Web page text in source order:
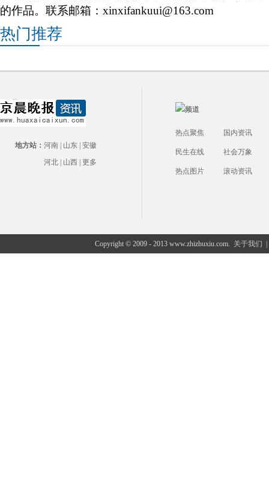
的作品。联系邮箱：xinxifankuui@163.com
热门推荐
地方站： 河南 山东 安徽
河北
山西 更多
热点聚焦 国内资讯
民生在线 社会万象
热点图片 滚动资讯
Copyright © 2009 - 2013 www.zhizhuxiu.com. 关于我们